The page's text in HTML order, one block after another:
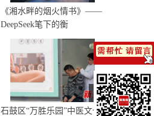
《湘水畔的烟火情书》——
DeepSeek笔下的衡
石鼓区“万胜乐园”中医文化